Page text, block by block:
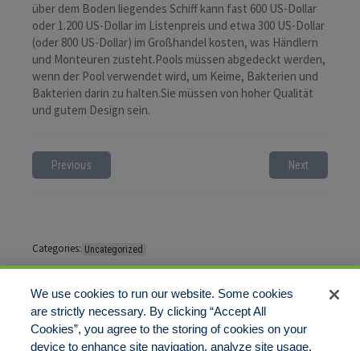
über dem Boden liegendes Schiff kann fast 600 US-Dollar
oder 1.200 US-Dollar im Listenpreis und etwa 300 US-Dollar
(oder 800 US-Dollar) im Großhandel kosten, was Händlern
und Monteuren zusteht.Pools müssen abgedeckt werden,
wenn der Pool verwendet wird, um Keime, Bakterien und
Bakterien darin zu halten.Sie müssen von hoher Qualität
und gutem Design sein.
Previous Next
Categories: Uncategorized
Tags:
Comments are closed
We use cookies to run our website. Some cookies
are strictly necessary. By clicking “Accept All
Cookies”, you agree to the storing of cookies on your
device to enhance site navigation, analyze site usage,